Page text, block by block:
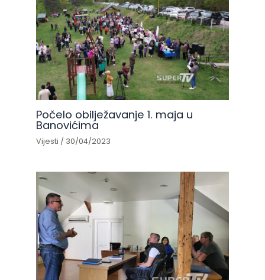
Počelo obilježavanje 1. maja u
Banovićima
Vijesti / 30/04/2023